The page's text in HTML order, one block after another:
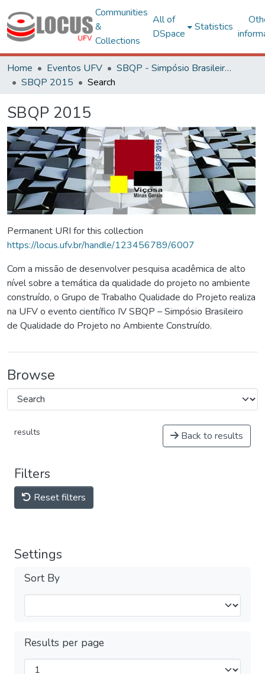
Communities
&
Collections
All of
DSpace
Statistics
Home Eventos UFV
SBQP - Simpósio Brasileiro de Qualidade do Projeto no Ambiente Construído
SBQP 2015
Search
SBQP 2015
Permanent URI for this collection
https://locus.ufv.br/handle/123456789/6007
Com a missão de desenvolver pesquisa acadêmica de alto
nível sobre a temática da qualidade do projeto no ambiente
construído, o Grupo de Trabalho Qualidade do Projeto realiza
na UFV o evento científico IV SBQP – Simpósio Brasileiro
de Qualidade do Projeto no Ambiente Construído.
Browse
results Back to results
Filters
Reset filters
Settings
Sort By
Results per page